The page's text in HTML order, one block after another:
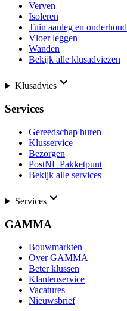
Verven
Isoleren
Tuin aanleg en onderhoud
Vloer leggen
Wanden
Bekijk alle klusadviezen
Klusadvies
Services
Gereedschap huren
Klusservice
Bezorgen
PostNL Pakketpunt
Bekijk alle services
Services
GAMMA
Bouwmarkten
Over GAMMA
Beter klussen
Klantenservice
Vacatures
Nieuwsbrief